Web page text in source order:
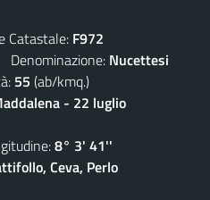
Catastale: F972
Denominazione: Nucettesi
55 (ab/kmq.)
- 22 luglio
8° 3' 41''
Ceva, Perlo